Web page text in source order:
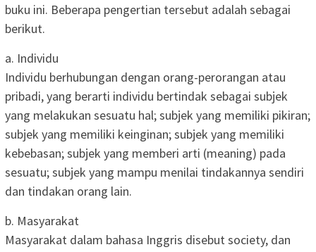
buku ini. Beberapa pengertian tersebut adalah sebagai
berikut.
a. Individu
Individu berhubungan dengan orang-perorangan atau
pribadi, yang berarti individu bertindak sebagai subjek
yang melakukan sesuatu hal; subjek yang memiliki pikiran;
subjek yang memiliki keinginan; subjek yang memiliki
kebebasan; subjek yang memberi arti (meaning) pada
sesuatu; subjek yang mampu menilai tindakannya sendiri
dan tindakan orang lain.
b. Masyarakat
Masyarakat dalam bahasa Inggris disebut society, dan